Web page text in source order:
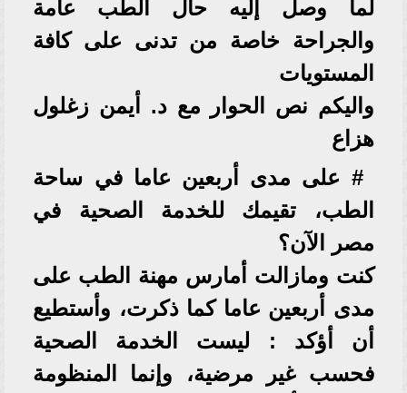
لما وصل إليه حال الطب عامة
والجراحة خاصة من تدنى على كافة
المستويات
واليكم نص الحوار مع د. أيمن زغلول
هزاع
# على مدى أربعين عاما في ساحة
الطب، تقيمك للخدمة الصحية في
مصر الآن؟
كنت ومازالت أمارس مهنة الطب على
مدى أربعين عاما كما ذكرت، وأستطيع
أن أؤكد : ليست الخدمة الصحية
فحسب غير مرضية، وإنما المنظومة